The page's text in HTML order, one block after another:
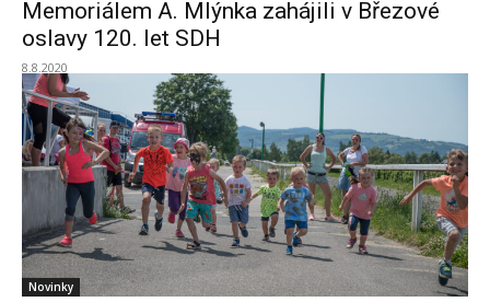
Memoriálem A. Mlýnka zahájili v Březové
oslavy 120. let SDH
8.8.2020
Novinky